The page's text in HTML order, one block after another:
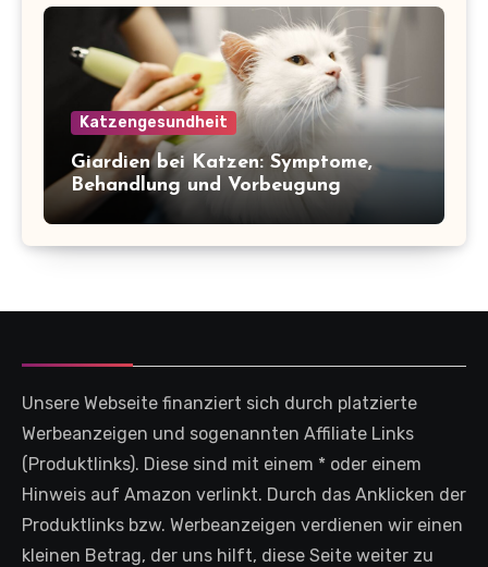
Katzengesundheit
Giardien bei Katzen: Symptome,
Behandlung und Vorbeugung
Unsere Webseite finanziert sich durch platzierte
Werbeanzeigen und sogenannten Affiliate Links
(Produktlinks). Diese sind mit einem * oder einem
Hinweis auf Amazon verlinkt. Durch das Anklicken der
Produktlinks bzw. Werbeanzeigen verdienen wir einen
kleinen Betrag, der uns hilft, diese Seite weiter zu